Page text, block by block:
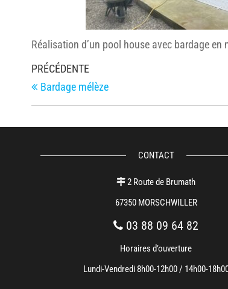
Réalisation d’un pool house avec bardage en
Navigation
de
l’article
Article
précédent
PRÉCÉDENTE
Bardage mélèze
CONTACT
2 Route de Brumath
67350 MORSCHWILLER
03 88 09 64 82
Horaires d’ouverture
Lundi-Vendredi 8h00-12h00 / 14h00-